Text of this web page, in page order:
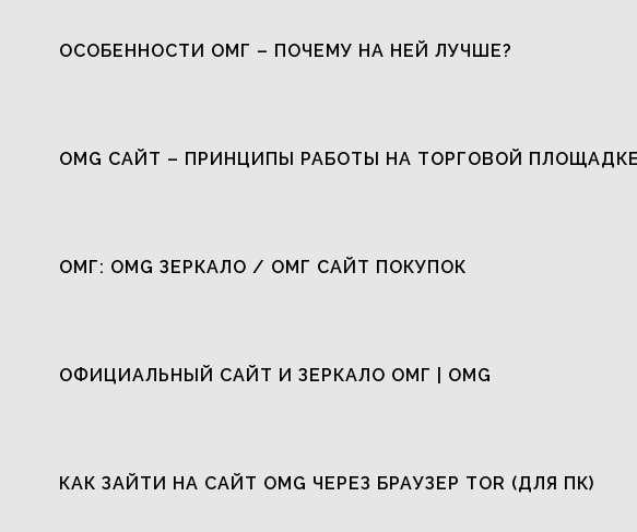
ОСОБЕННОСТИ ОМГ – ПОЧЕМУ НА НЕЙ ЛУЧШЕ?
OMG САЙТ – ПРИНЦИПЫ РАБОТЫ НА ТОРГОВОЙ
ОМГ: OMG ЗЕРКАЛО / ОМГ САЙТ ПОКУПОК
ОФИЦИАЛЬНЫЙ САЙТ И ЗЕРКАЛО ОМГ | OMG
КАК ЗАЙТИ НА САЙТ OMG ЧЕРЕЗ БРАУЗЕР TOR (ДЛЯ ПК)